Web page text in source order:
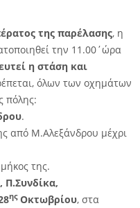
της παρέλασης, η
την 11.00΄ώρα
η στάση και
όλων των οχημάτων
πόλης:
.
από Μ.Αλεξάνδρου μέχρι
της.
ηςΟκτωβρίου, στα